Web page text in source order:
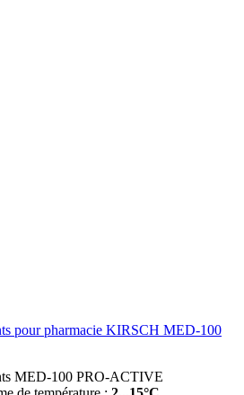
pour pharmacie KIRSCH MED-100
MED-100 PRO-ACTIVE